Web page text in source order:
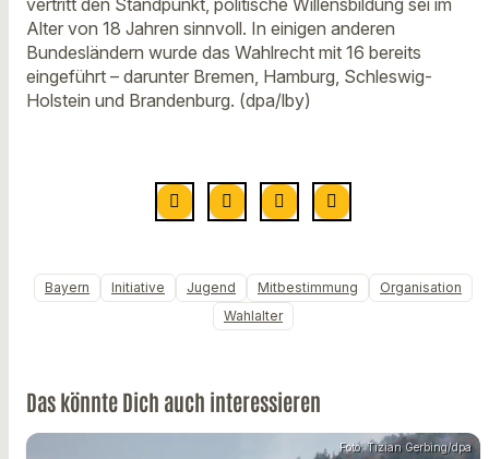
Alter von 18 Jahren sinnvoll. In einigen anderen
Bundesländern wurde das Wahlrecht mit 16 bereits
eingeführt – darunter Bremen, Hamburg, Schleswig-
Holstein und Brandenburg. (dpa/lby)
Bayern Initiative Jugend Mitbestimmung
Organisation
Wahlalter
Das könnte Dich auch interessieren
Foto: Tizian Gerbing/dpa